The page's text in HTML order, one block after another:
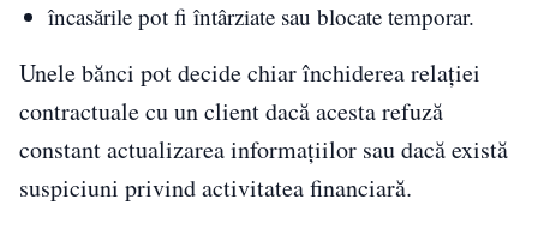
încasările pot fi întârziate sau blocate temporar.
Unele bănci pot decide chiar închiderea relației
contractuale cu un client dacă acesta refuză
constant actualizarea informațiilor sau dacă există
suspiciuni privind activitatea financiară.